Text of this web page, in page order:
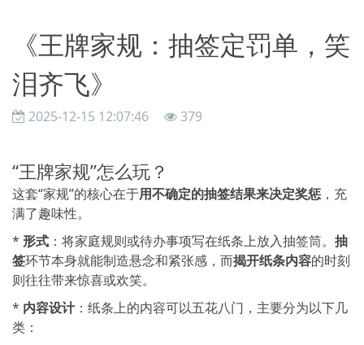
《王牌家规：抽签定罚单，笑
泪齐飞》
2025-12-15 12:07:46 379
“王牌家规”怎么玩？
这套“家规”的核心在于用不确定的抽签结果来决定奖惩 ，充
满了趣味性。
* 形式 ：将家庭规则或待办事项写在纸条上放入抽签筒。 抽
签环节本身就能制造悬念和紧张感，而揭开纸条内容的时刻
则往往带来惊喜或欢笑。
* 内容设计：纸条上的内容可以五花八门，主要分为以下几
类：